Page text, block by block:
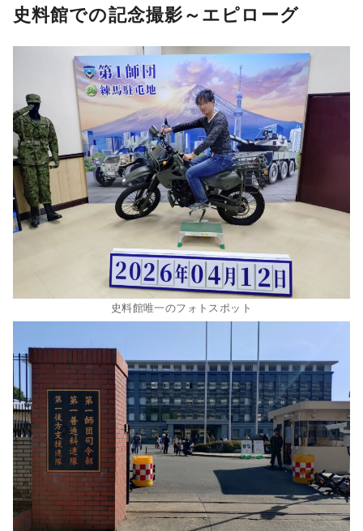
史料館での記念撮影～エピローグ
史料館唯一のフォトスポット